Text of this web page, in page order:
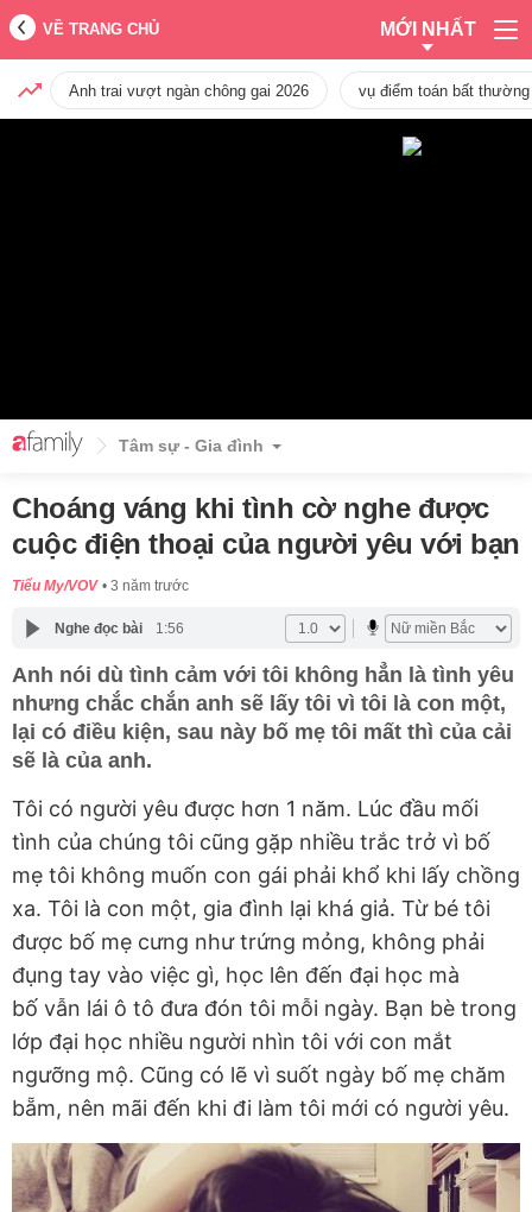
VỀ TRANG CHỦ MỚI NHẤT
Anh trai vượt ngàn chông gai 2026 vụ điểm toán bất
Tâm sự - Gia đình
Choáng váng khi tình cờ nghe được
cuộc điện thoại của người yêu với bạn
Tiểu My/VOV 3 năm trước
Nghe đọc bài 1:56
Anh nói dù tình cảm với tôi không hẳn là tình yêu
nhưng chắc chắn anh sẽ lấy tôi vì tôi là con một,
lại có điều kiện, sau này bố mẹ tôi mất thì của cải
sẽ là của anh.
Tôi có người yêu được hơn 1 năm. Lúc đầu mối
tình của chúng tôi cũng gặp nhiều trắc trở vì bố
mẹ tôi không muốn con gái phải khổ khi lấy chồng
xa. Tôi là con một, gia đình lại khá giả. Từ bé tôi
được bố mẹ cưng như trứng mỏng, không phải
đụng tay vào việc gì, học lên đến đại học mà
bố vẫn lái ô tô đưa đón tôi mỗi ngày. Bạn bè trong
lớp đại học nhiều người nhìn tôi với con mắt
ngưỡng mộ. Cũng có lẽ vì suốt ngày bố mẹ chăm
bẵm, nên mãi đến khi đi làm tôi mới có người yêu.